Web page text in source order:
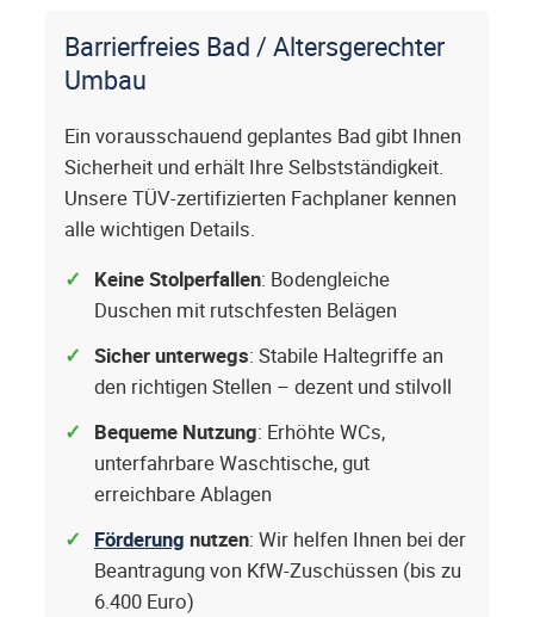
Barrierfreies Bad / Altersgerechter
Umbau
Ein vorausschauend geplantes Bad gibt Ihnen
Sicherheit und erhält Ihre Selbstständigkeit.
Unsere TÜV-zertifizierten Fachplaner kennen
alle wichtigen Details.
Keine Stolperfallen: Bodengleiche
Duschen mit rutschfesten Belägen
Sicher unterwegs: Stabile Haltegriffe an
den richtigen Stellen – dezent und stilvoll
Bequeme Nutzung: Erhöhte WCs,
unterfahrbare Waschtische, gut
erreichbare Ablagen
Förderung nutzen: Wir helfen Ihnen bei der
Beantragung von KfW-Zuschüssen (bis zu
6.400 Euro)